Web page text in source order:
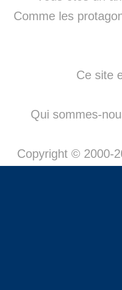
Comme les
Ce site
Qui sommes-
Copyright © 2000-